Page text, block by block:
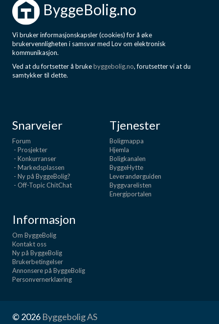
ByggeBolig.no
Vi bruker informasjonskapsler (cookies) for å øke
brukervennligheten i samsvar med Lov om elektronisk
kommunikasjon.
Ved at du fortsetter å brukebyggebolig.no, forutsetter vi at du
samtykker til dette.
Snarveier
Forum
- Prosjekter
- Konkurranser
- Markedsplassen
- Ny på ByggeBolig?
- Off-Topic ChitChat
Tjenester
Boligmappa
Hjemla
Boligkanalen
ByggeHytte
Leverandørguiden
Byggvarelisten
Energiportalen
Informasjon
Om ByggeBolig
Kontakt oss
Ny på ByggeBolig
Brukerbetingelser
Annonsere på ByggeBolig
Personvernerklæring
© 2026 Byggebolig AS